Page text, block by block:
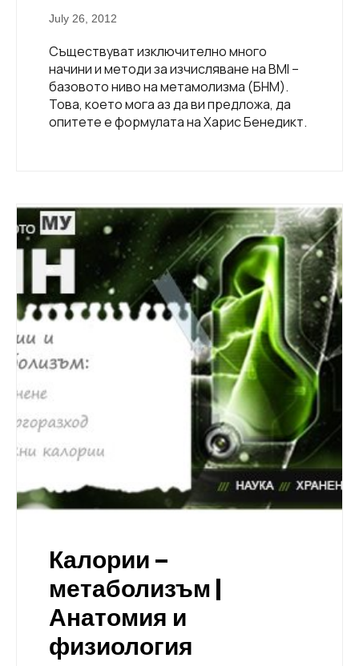
July 26, 2012
Съществуват изключително много
начини и методи за изчисляване на BMI –
базовото ниво на метамолизма (БНМ).
Това, което мога аз да ви предложа, да
опитете е формулата на Харис Бенедикт.
Калории –
метаболизъм |
Анатомия и
физиология